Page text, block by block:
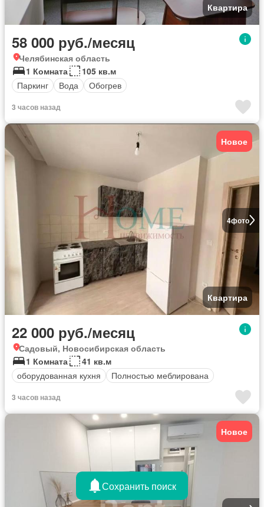
Квартира
58 000 руб./месяц
Челябинская область
1 Комната
105 кв.м
Паркинг
Вода Обогрев
3 часов назад
4фото
Новое
Квартира
22 000 руб./месяц
Садовый, Новосибирская область
1 Комната
41 кв.м
оборудованная кухня
Полностью меблирована
3 часов назад
Новое
Сохранить поиск